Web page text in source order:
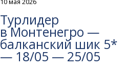
Турлидер
в Монтенегро —
балканский шик 5*
— 18/05 — 25/05